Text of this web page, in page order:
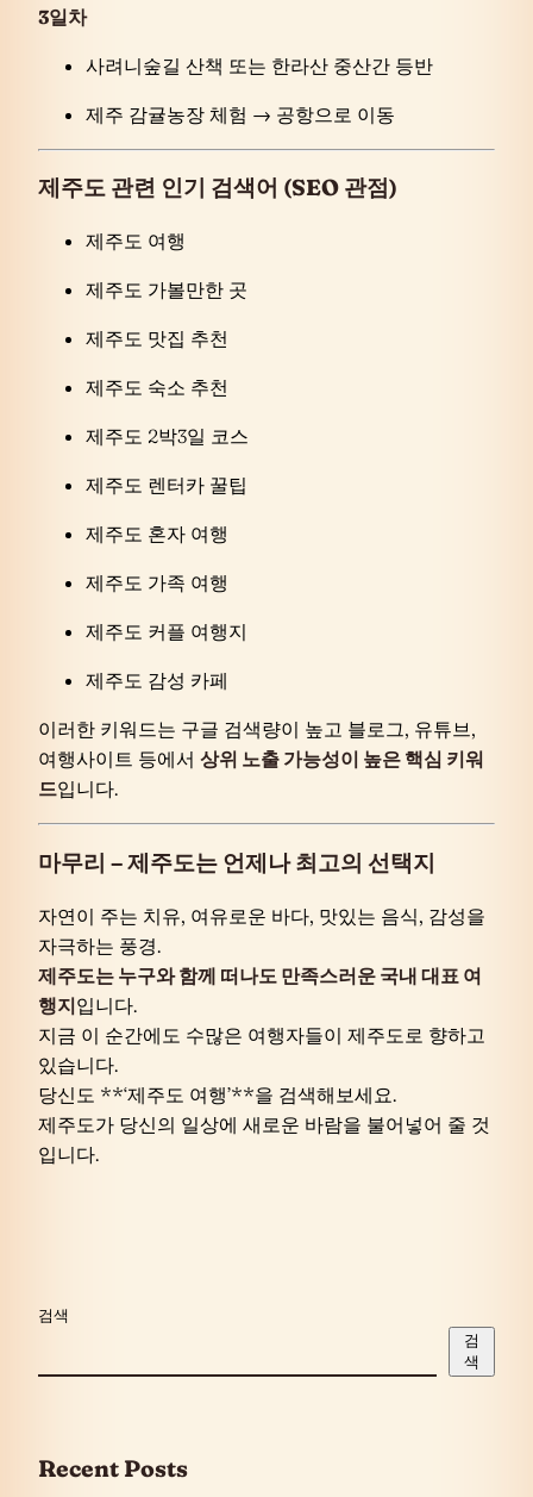
3일차
사려니숲길 산책 또는 한라산 중산간 등반
제주 감귤농장 체험 → 공항으로 이동
제주도 관련 인기 검색어 (SEO 관점)
제주도 여행
제주도 가볼만한 곳
제주도 맛집 추천
제주도 숙소 추천
제주도 2박3일 코스
제주도 렌터카 꿀팁
제주도 혼자 여행
제주도 가족 여행
제주도 커플 여행지
제주도 감성 카페
이러한 키워드는 구글 검색량이 높고 블로그, 유튜브,
여행사이트 등에서 상위 노출 가능성이 높은 핵심 키워
드입니다.
마무리 – 제주도는 언제나 최고의 선택지
자연이 주는 치유, 여유로운 바다, 맛있는 음식, 감성을
자극하는 풍경.
제주도는 누구와 함께 떠나도 만족스러운 국내 대표 여
행지입니다.
지금 이 순간에도 수많은 여행자들이 제주도로 향하고
있습니다.
당신도 **‘제주도 여행’**을 검색해보세요.
제주도가 당신의 일상에 새로운 바람을 불어넣어 줄 것
입니다.
검색
검
색
Recent Posts